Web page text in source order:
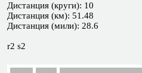
Дистанция (круги): 10
Дистанция (км): 51.48
Дистанция (мили): 28.6
r2 s2